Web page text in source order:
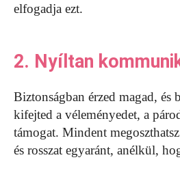
elfogadja ezt.
2. Nyíltan
Biztonságban érzed magad, és
kifejted a véleményedet, a
támogat. Mindent
és rosszat egyaránt, anélkül,